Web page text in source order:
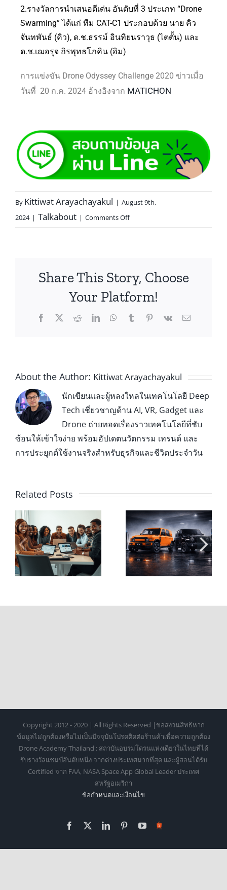
2.รางวัลการนำเสนอดีเด่น อันดับที่ 3 ประเภท “Drone
Swarming” ได้แก่ ทีม CAT-C1 ประกอบด้วย นาย คิว
จันทพันธ์ (คิว), ด.ช.ธรรม์ อินทิยนราวุธ (ไตตั้น) และ
ด.ช.เฌอรุจ ถิรพุทธโภคิน (ฮิม)
การเเข่งขัน Drone Odyssey Challenge 2020 ข่าวเมื่อ
วันที่ 20 ก.ค. 2024 อ้างอิงจาก MATICHON
By Kittiwat Arayachayakul | August 9th,
2024 | Talkabout | Comments Off
Share This Story, Choose
Your Platform!
About the Author: Kittiwat Arayachayakul
นักเขียนและผู้หลงใหลในเทคโนโลยี Deep
Tech เชี่ยวชาญด้าน AI, VR, Gadget และ
Drone ถ่ายทอดเรื่องราวเทคโนโลยีที่ซับ
ซ้อนให้เข้าใจง่าย พร้อมอัปเดตนวัตกรรม เทรนด์ และ
การประยุกต์ใช้งานจริงสำหรับธุรกิจและชีวิตประจำวัน
Related Posts
ค่าไฟต่อเดือน vs
ค่าน้ำมัน ถ้าขับ
CHERY V23 วันละ
60 กม. ต้องจ่าย
CHERY V23
รถไฟฟ้าทรงกล่อง
สุดเท่ สเปกแน่น
พร้อมลุยทั้งใน
Copyright 2012 - 2020 | All Rights Reserved |ขอสงวนสิทธิหาก
ข้อมูลไม่ถูกต้องหรือไม่เป็นปัจจุบันโปรดติดต่อร้านค้าเพื่อความถูกต้อง
Drone Academy Thailand : สถาบันอบรมโดรนแห่งเดียวในไทยที่ได้
รับรางวัลแชมป์อันดับหนึ่ง จากต่างประเทศมากที่สุด และผู้สอนได้รับ
Certified จาก FAA, NASA Space App Global Leader ประเทศ
สหรัฐอเมริกา
ข้อกำหนดเเละเงื่อนไข